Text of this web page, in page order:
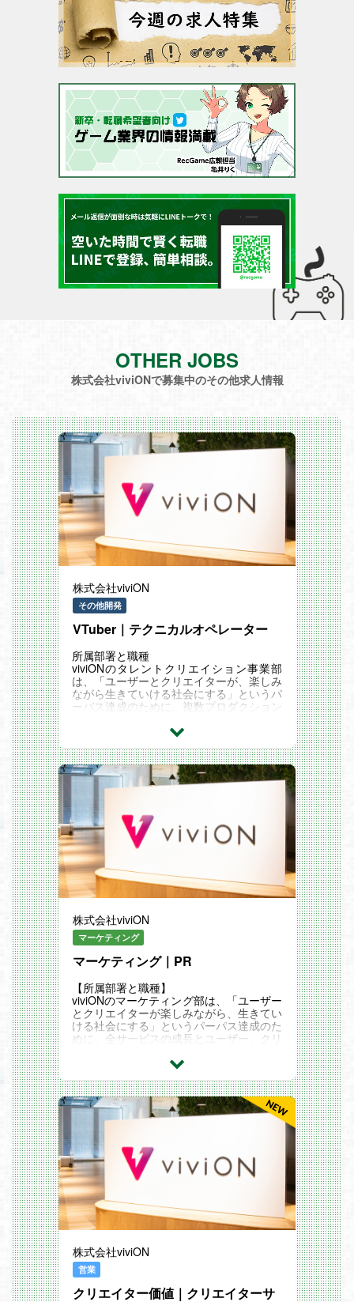
OTHER JOBS
株式会社viviONで募集中のその他求人情報
株式会社viviON
その他開発
VTuber｜テクニカルオペレーター
所属部署と職種
viviONのタレントクリエイション事業部
は、「ユーザーとクリエイターが、楽しみ
ながら生きていける社会にする」というパ
ーパス達成のために、複数プロダクション
現在は18名のメンバーが在籍しており、
映像業界並びに3D技術の発展とともに成
長していくことを目指しています。この部
門の制作技術チームにおいて、最先端のコ
ンテンツを生み出す基盤を支えてくださ
【テクニカルオペレーター】 は、日々の3
Dや実写コンテンツの収録および配信に伴
う、放送・収録機材の設営、送出管理、ス
タジオ内外におけるテクニカル運用実務全
般を担うポジションです。映像、音声、照
明のオペレーションを通じて、番組立案者
からのヒアリングに基づいたテクニカルデ
ィレクションを行い、質の高いコンテンツ
す。
採用背景
当社は2026年4月より新規部署としてタレ
ントクリエイション事業部を設立し、さら
なる事業拡大に向けて複数プロダクション
のコンテンツ制作を強化しているフェーズ
にあります。
現在、コンテンツ制作における収録オペレ
ーター業務を運用していますが、今後の展
開を見据えると対応リソース（マンパワ
3D技術の発展とともにさらなる成長を遂
げ、安定した制作体制を構築するための専
任メンバーの増員募集です。
業務内容
業務用スイッチャー、配信機、収録機など
を利用した映像配信・収録オペレーション
業務用デジタルミキサーを利用した音声配
信・収録オペレーション
業務用ライティングコンソールを利用した
照明配信・収録オペレーション
スタジオ内外の機材の設営および運用
機材やスタジオの管理、新規機材の提案、
検証
番組立案者からの番組内容のヒアリングお
ご経験や適性に応じて、まずは最適な業務
からスタートしていただきます。将来的に
は、ご自身の強みを軸にしながら隣接領域
へと専門性を広げ、市場価値の高いマルチ
株式会社viviON
マーケティング
マーケティング｜PR
【所属部署と職種】
viviONのマーケティング部は、「ユーザー
とクリエイターが楽しみながら、生きてい
ける社会にする」というパーパス達成のた
めに、全サービスの成長とユーザー、クリ
命題としています。機能や役割ごとの縦割
り編成ではなく、役割の垣根を超えた横断
的なユニット体制をとることで、マーケタ
ー個人の専門性を活かしつつ、事業課題に
対して柔軟かつ組織的に向き合える環境を
【広報・PR担当】 は、コミックアプリを
始めとした主力事業や、続々と立ち上がる
新規事業、そして会社全体の認知度向上を
担うポジションです。メディアとの関係構
築を中心に、社内外のリソースを活用した
戦略的な情報発信を通じて、当社のブラン
ド価値を広く社会へ届けていただきます。
サービス担当者とフラットに連携し、単な
企画提案を行い、オンライン・オフライン
を問わず様々なPR施策を実行する役割が
期待されます。
株式会社viviON
営業
クリエイター価値｜クリエイターサ